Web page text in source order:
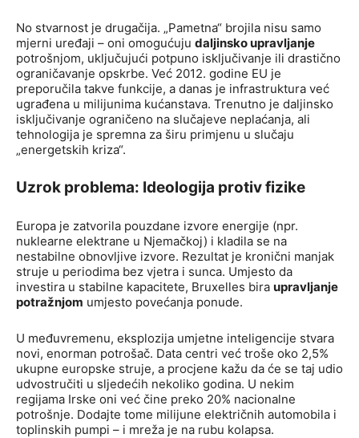
No stvarnost je drugačija. „Pametna“ brojila nisu samo
mjerni uređaji – oni omogućuju daljinsko upravljanje
potrošnjom, uključujući potpuno isključivanje ili drastično
ograničavanje opskrbe. Već 2012. godine EU je
preporučila takve funkcije, a danas je infrastruktura već
ugrađena u milijunima kućanstava. Trenutno je daljinsko
isključivanje ograničeno na slučajeve neplaćanja, ali
tehnologija je spremna za širu primjenu u slučaju
„energetskih kriza“.
Uzrok problema: Ideologija protiv fizike
Europa je zatvorila pouzdane izvore energije (npr.
nuklearne elektrane u Njemačkoj) i kladila se na
nestabilne obnovljive izvore. Rezultat je kronični manjak
struje u periodima bez vjetra i sunca. Umjesto da
investira u stabilne kapacitete, Bruxelles bira upravljanje
potražnjom umjesto povećanja ponude.
U međuvremenu, eksplozija umjetne inteligencije stvara
novi, enorman potrošač. Data centri već troše oko 2,5%
ukupne europske struje, a procjene kažu da će se taj udio
udvostručiti u sljedećih nekoliko godina. U nekim
regijama Irske oni već čine preko 20% nacionalne
potrošnje. Dodajte tome milijune električnih automobila i
toplinskih pumpi – i mreža je na rubu kolapsa.